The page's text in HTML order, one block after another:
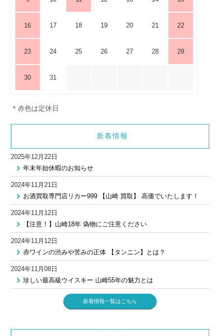
16 17 18 19 20 21 22
23 24 25 26 27 28 29
30 31
＊赤色は定休日
新着情報
2025年12月22日
年末年始休暇のお知らせ
2024年11月21日
お酒買取専門店リカー999 【山崎 買取】 高価でいたします！
2024年11月12日
【注意！】山崎18年 偽物にご注意ください
2024年11月12日
赤ワインの渋みや苦みの正体 【タンニン】とは？
2024年11月08日
珍しい最高級ウイスキー 山崎55年の魅力とは
新着情報一覧はこちら